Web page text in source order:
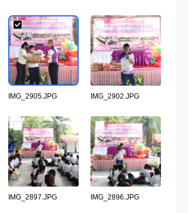
IMG_2905.JPG IMG_2902.JPG
IMG_2897.JPG IMG_2896.JPG